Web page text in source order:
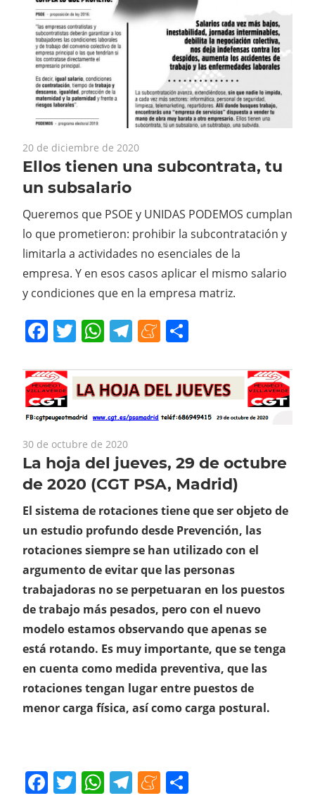
20 de diciembre de 2020
Ellos tienen una subcontrata, tu
un subsalario
Queremos que PSOE y UNIDAS PODEMOS cumplan
lo que prometieron: prohibir la subcontratación y
limitarla a actividades no esenciales de la
empresa. Y en esos casos aplicar el mismo salario
y condiciones que en la empresa matriz.
Facebook
Twitter
WhatsApp
Telegram
Meneame
30 de octubre de 2020
La hoja del jueves, 29 de octubre
de 2020 (CGT PSA, Madrid)
El sistema de rotaciones tiene que ser objeto de
un estudio profundo desde Prevención, las
rotaciones siempre se han utilizado con el
argumento de evitar que las personas
trabajadoras no se perpetuaran en los puestos
de trabajo más pesados, pero con el nuevo
modelo estamos observando que apenas se
está rotando. Es muy importante, que se tenga
en cuenta como medida preventiva, que las
rotaciones tengan lugar entre puestos de
menor carga física, así como carga postural.
Facebook
Twitter
WhatsApp
Telegram
Meneame